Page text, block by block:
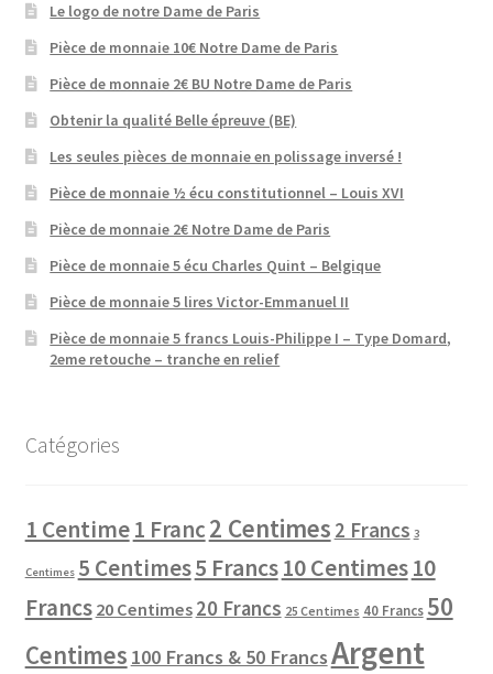
Le logo de notre Dame de Paris
Pièce de monnaie 10€ Notre Dame de Paris
Pièce de monnaie 2€ BU Notre Dame de Paris
Obtenir la qualité Belle épreuve (BE)
Les seules pièces de monnaie en polissage inversé !
Pièce de monnaie ½ écu constitutionnel – Louis XVI
Pièce de monnaie 2€ Notre Dame de Paris
Pièce de monnaie 5 écu Charles Quint – Belgique
Pièce de monnaie 5 lires Victor-Emmanuel II
Pièce de monnaie 5 francs Louis-Philippe I – Type Domard,
2eme retouche – tranche en relief
Catégories
1 Centime1 Franc2 Centimes 2 Francs 3
Centimes 5 Centimes5 Francs10 Centimes10
Francs 20 Centimes 20 Francs 25 Centimes 40 Francs 50
Centimes 100 Francs & 50 FrancsArgent